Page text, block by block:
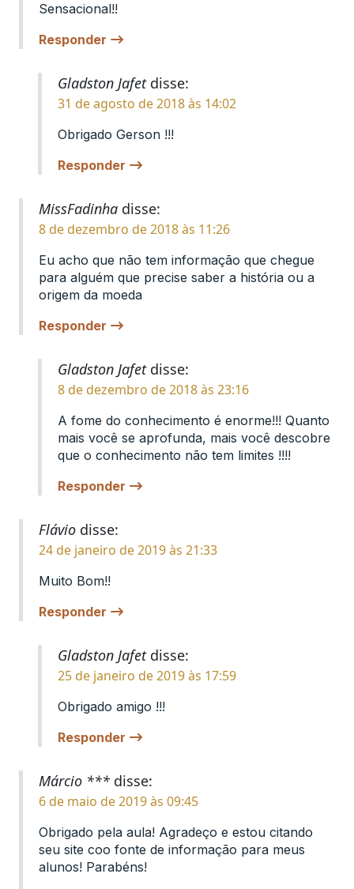
Sensacional!!
Responder
Gladston Jafet disse:
31 de agosto de 2018 às 14:02
Obrigado Gerson !!!
Responder
MissFadinha disse:
8 de dezembro de 2018 às 11:26
Eu acho que não tem informação que chegue
para alguém que precise saber a história ou a
origem da moeda
Responder
Gladston Jafet disse:
8 de dezembro de 2018 às 23:16
A fome do conhecimento é enorme!!! Quanto
mais você se aprofunda, mais você descobre
que o conhecimento não tem limites !!!!
Responder
Flávio disse:
24 de janeiro de 2019 às 21:33
Muito Bom!!
Responder
Gladston Jafet disse:
25 de janeiro de 2019 às 17:59
Obrigado amigo !!!
Responder
Márcio *** disse:
6 de maio de 2019 às 09:45
Obrigado pela aula! Agradeço e estou citando
seu site coo fonte de informação para meus
alunos! Parabéns!